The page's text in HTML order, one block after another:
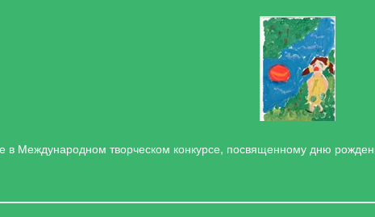
в Международном творческом конкурсе, посвященному дню